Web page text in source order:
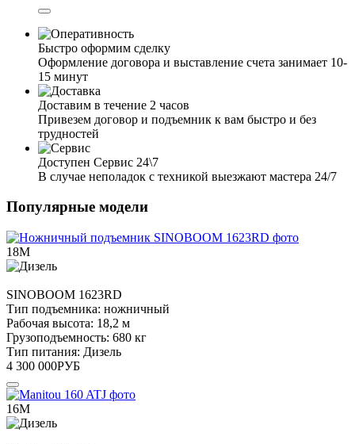
Быстро оформим сделку
Оформление договора и выставление счета занимает 10-
15 минут
Доставим в течение 2 часов
Привезем договор и подъемник к вам быстро и без
трудностей
Доступен Сервис 24\7
В случае неполадок с техникой выезжают мастера 24/7
Популярные модели
18М
SINOBOOM 1623RD
Тип подъемника: ножничный
Рабочая высота: 18,2 м
Грузоподъемность: 680 кг
Тип питания: Дизель
4 300 000РУБ
16М